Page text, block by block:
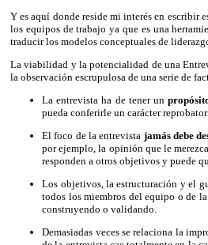
Y es aquí donde reside mi interés en escribir
los equipos de trabajo ya que es una
traducir los modelos conceptuales de
La viabilidad y la potencialidad de una
la observación escrupulosa de una serie de
La entrevista ha de tener un
pueda conferirle un carácter
El foco de la entrevista jamás debe
por ejemplo, la opinión que le
responden a otros objetivos y puede
Los objetivos, la estructuración y el
todos los miembros del equipo o de
construyendo o validando.
Demasiadas veces se relaciona la